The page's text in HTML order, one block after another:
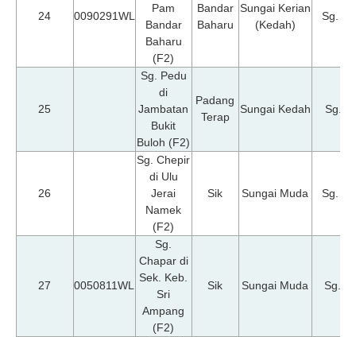
24 0090291WL
Pam
Bandar
Baharu
(F2)
Bandar
Baharu
Sungai Kerian
(Kedah)
Sg.
25
Sg. Pedu
di
Jambatan
Bukit
Buloh (F2)
Padang
Terap
Sungai Kedah Sg.
26
Sg. Chepir
di Ulu
Jerai
Namek
(F2)
Sik Sungai Muda Sg.
27 0050811WL
Sg.
Chapar di
Sek. Keb.
Sri
Ampang
(F2)
Sik Sungai Muda Sg.